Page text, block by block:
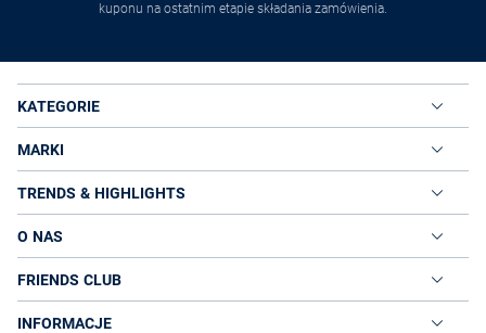
kuponu na ostatnim etapie składania zamówienia.
KATEGORIE
MARKI
TRENDS & HIGHLIGHTS
O NAS
FRIENDS CLUB
INFORMACJE